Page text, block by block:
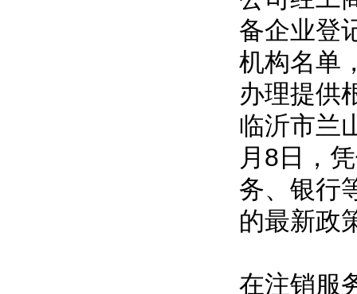
备企业登
机构名单
办理提供
临沂市兰
月8日，
务、银行
的最新政
在注销服